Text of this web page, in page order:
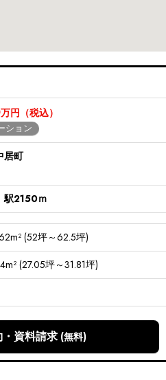
万円（税込）
ション
居町
駅2150ｍ
(52坪～62.5坪)
(27.05坪～31.81坪)
資料請求 (無料)